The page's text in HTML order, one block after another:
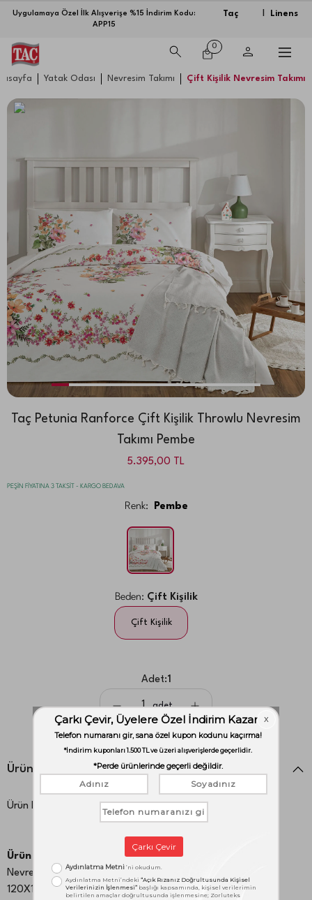
Uygulamaya Özel İlk Alışverişe %15 İndirim Kodu:
APP15
Taç Linens
0
Yatak Odası Nevresim Takımı Çift Kişilik Nevresim Takımı
Taç Petunia Ranforce Çift Kişilik Throwlu Nevresim
Takımı Pembe
5.395,00 TL
PEŞİN FİYATINA 3 TAKSİT - KARGO BEDAVA
Renk: Pembe
Beden: Çift Kişilik
Çift Kişilik
Adet:1
adet
Ürün Detayları
Ürün Kodu: 1000050634
Ürün İçeriği:
Nevresim: 200X220 cm Çarşaf: 240X260 cm Throw:
120X170 cm Standart Yastık Kılıfı: 50X70 cm 2 adet